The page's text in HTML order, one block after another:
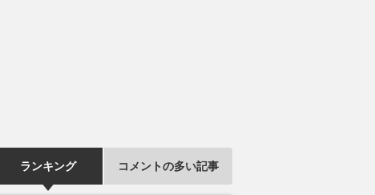
ランキング コメントの多い記事